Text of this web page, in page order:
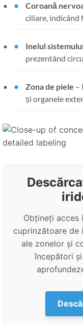
Coroană
ciliare, indicând
Inelul
prezentând
Zona de piele –
și organele
Obțineți acces
cuprinzătoare de
ale zonelor și
începători